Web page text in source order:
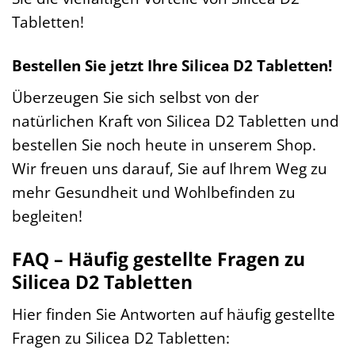
Tabletten!
Bestellen Sie jetzt Ihre Silicea D2 Tabletten!
Überzeugen Sie sich selbst von der
natürlichen Kraft von Silicea D2 Tabletten und
bestellen Sie noch heute in unserem Shop.
Wir freuen uns darauf, Sie auf Ihrem Weg zu
mehr Gesundheit und Wohlbefinden zu
begleiten!
FAQ – Häufig gestellte Fragen zu
Silicea D2 Tabletten
Hier finden Sie Antworten auf häufig gestellte
Fragen zu Silicea D2 Tabletten: